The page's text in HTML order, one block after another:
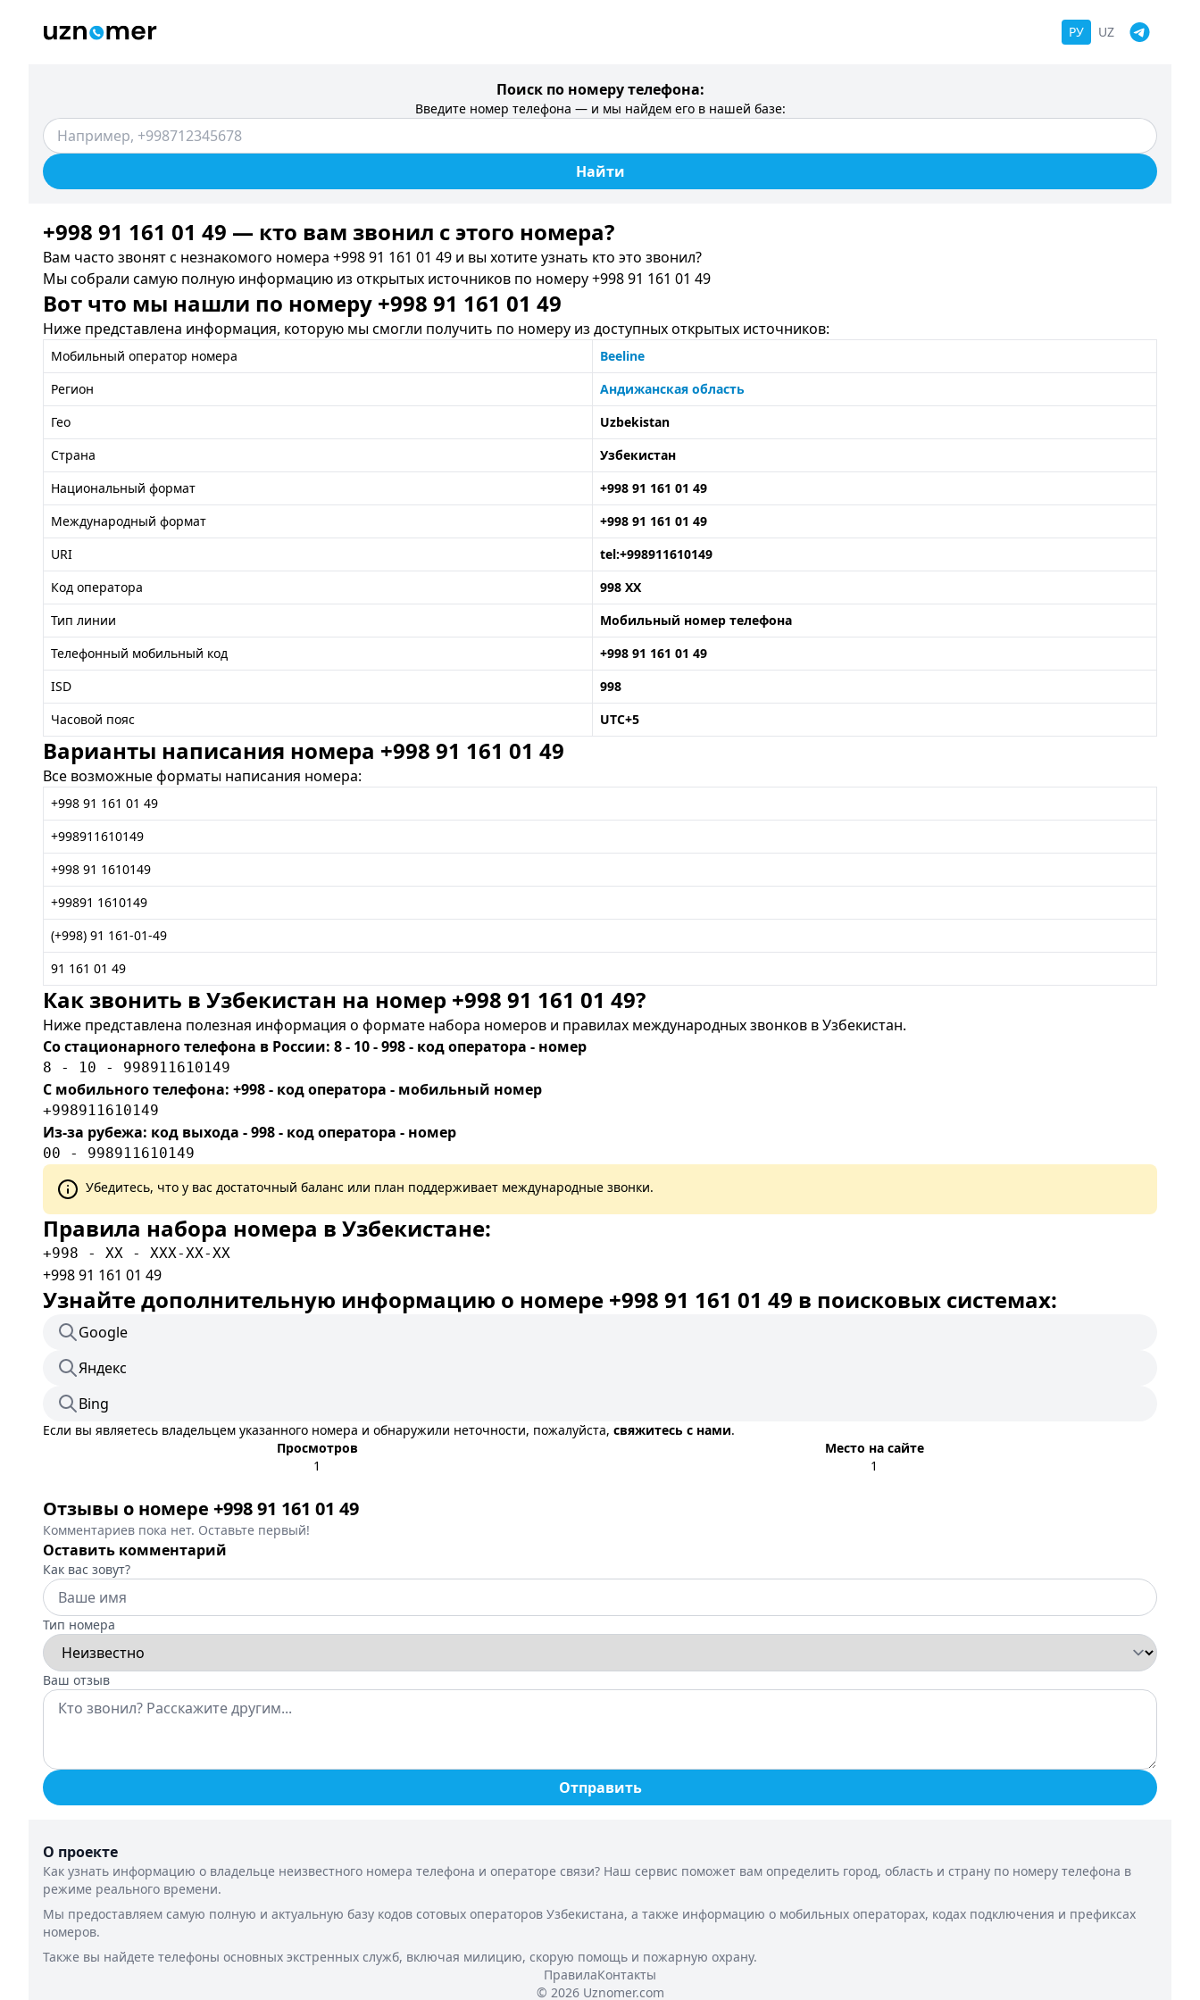
РУ UZ
Поиск по номеру телефона:
Введите номер телефона — и мы найдем его в нашей базе:
Найти
+998 91 161 01 49 — кто вам звонил c этого номера?
Вам часто звонят с незнакомого номера +998 91 161 01 49 и вы хотите узнать кто это звонил?
Мы собрали самую полную информацию из открытых источников по номеру +998 91 161 01 49
Вот что мы нашли по номеру +998 91 161 01 49
Ниже представлена информация, которую мы смогли получить по номеру из доступных открытых источников:
Мобильный оператор номера
Beeline
Регион
Андижанская область
Гео
Uzbekistan
Страна
Узбекистан
Национальный формат
+998 91 161 01 49
Международный формат
+998 91 161 01 49
URI
tel:+998911610149
Код оператора
998 XX
Тип линии
Мобильный номер телефона
Телефонный мобильный код
+998 91 161 01 49
ISD
998
Часовой пояс
UTC+5
Варианты написания номера +998 91 161 01 49
Все возможные форматы написания номера:
+998 91 161 01 49
+998911610149
+998 91 1610149
+99891 1610149
(+998) 91 161-01-49
91 161 01 49
Как звонить в Узбекистан на номер +998 91 161 01 49?
Ниже представлена полезная информация о формате набора номеров и правилах международных звонков в Узбекистан.
Со стационарного телефона в России: 8 - 10 - 998 - код оператора - номер
8 - 10 - 998911610149
С мобильного телефона: +998 - код оператора - мобильный номер
+998911610149
Из-за рубежа: код выхода - 998 - код оператора - номер
00 - 998911610149
Убедитесь, что у вас достаточный баланс или план поддерживает международные звонки.
Правила набора номера в Узбекистане:
+998 - XX - XXX-XX-XX
+998 91 161 01 49
Узнайте дополнительную информацию о номере +998 91 161 01 49 в поисковых системах:
Google
Яндекс
Bing
Если вы являетесь владельцем указанного номера и обнаружили неточности, пожалуйста, свяжитесь с нами.
Просмотров
1
Место на сайте
1
Отзывы о номере +998 91 161 01 49
Комментариев пока нет. Оставьте первый!
Оставить комментарий
Как вас зовут?
Тип номера
Ваш отзыв
Отправить
О проекте
Как узнать информацию о владельце неизвестного номера телефона и операторе связи? Наш сервис поможет вам определить город, область и страну по номеру телефона в
режиме реального времени.
Мы предоставляем самую полную и актуальную базу кодов сотовых операторов Узбекистана, а также информацию о мобильных операторах, кодах подключения и префиксах
номеров.
Также вы найдете телефоны основных экстренных служб, включая милицию, скорую помощь и пожарную охрану.
ПравилаКонтакты
© 2026 Uznomer.com